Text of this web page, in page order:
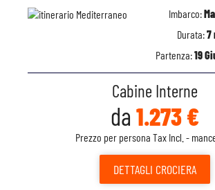
Imbarco:
Durata:7
Partenza:19
Cabine Interne
da 1.273 €
Prezzo per persona Tax Incl. -
DETTAGLI CROCIERA